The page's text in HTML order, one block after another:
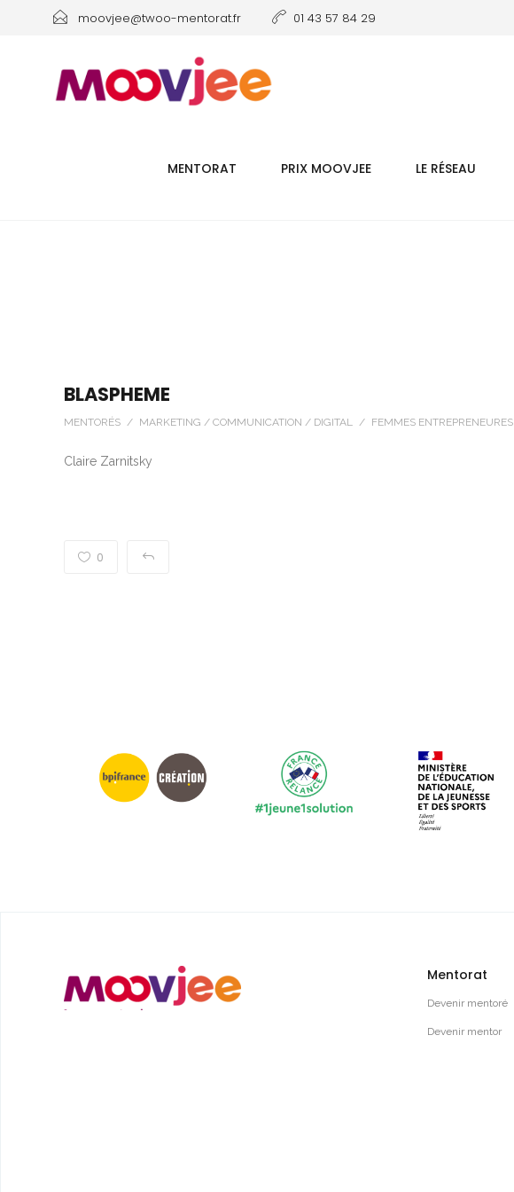
moovjee@twoo-mentorat.fr 01 43 57 84 29
MENTORAT PRIX MOOVJEE LE RÉSEAU
BLASPHEME
MENTORÉS / MARKETING / COMMUNICATION / DIGITAL / FEMMES ENTREPRENEURES
Claire Zarnitsky
0
Mentorat
Devenir mentoré
Devenir mentor